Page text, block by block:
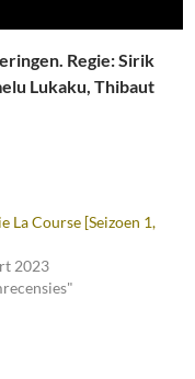
Regie: Sirik
Lukaku, Thibaut
La Course [Seizoen 1,
2023